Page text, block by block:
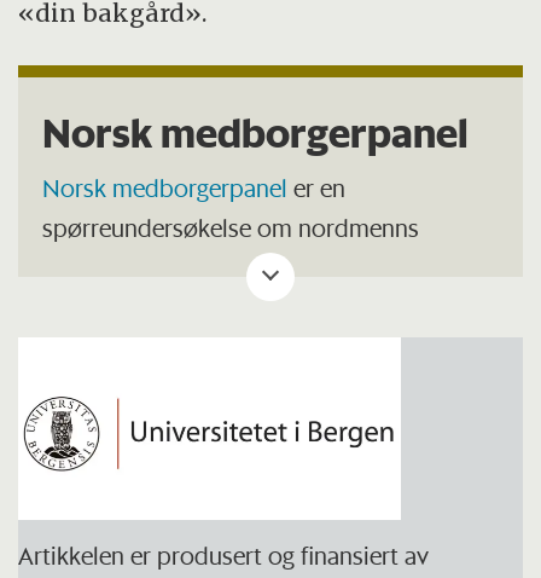
«din bakgård».
Norsk medborgerpanel
Norsk medborgerpaneler en
spørreundersøkelse om nordmenns
holdninger til viktige samfunnstema.
Panelet drives av Universitetet i Bergen.
utviklet gjennom de tematiske
forskningsenhetene hvor det deltar
NORCE.
Artikkelen er produsert og finansiert av